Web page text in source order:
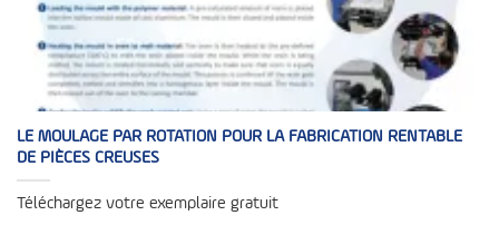
LE MOULAGE PAR ROTATION POUR LA FABRICATION RENTABLE
DE PIÈCES CREUSES
Téléchargez votre exemplaire gratuit